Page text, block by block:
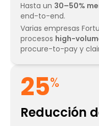
Hasta un 30–50%
end-to-end.
Varias empresas
procesos high-
procure-to-pay y
25
25%
Reducción